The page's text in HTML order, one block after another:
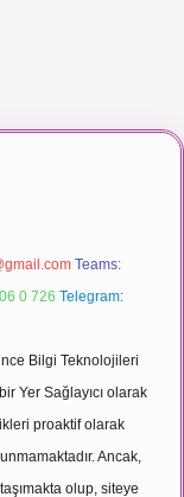
Teams:
0 726 Telegram:
Bilgi Teknolojileri
Yer Sağlayıcı olarak
proaktif olarak
Ancak,
olup, siteye